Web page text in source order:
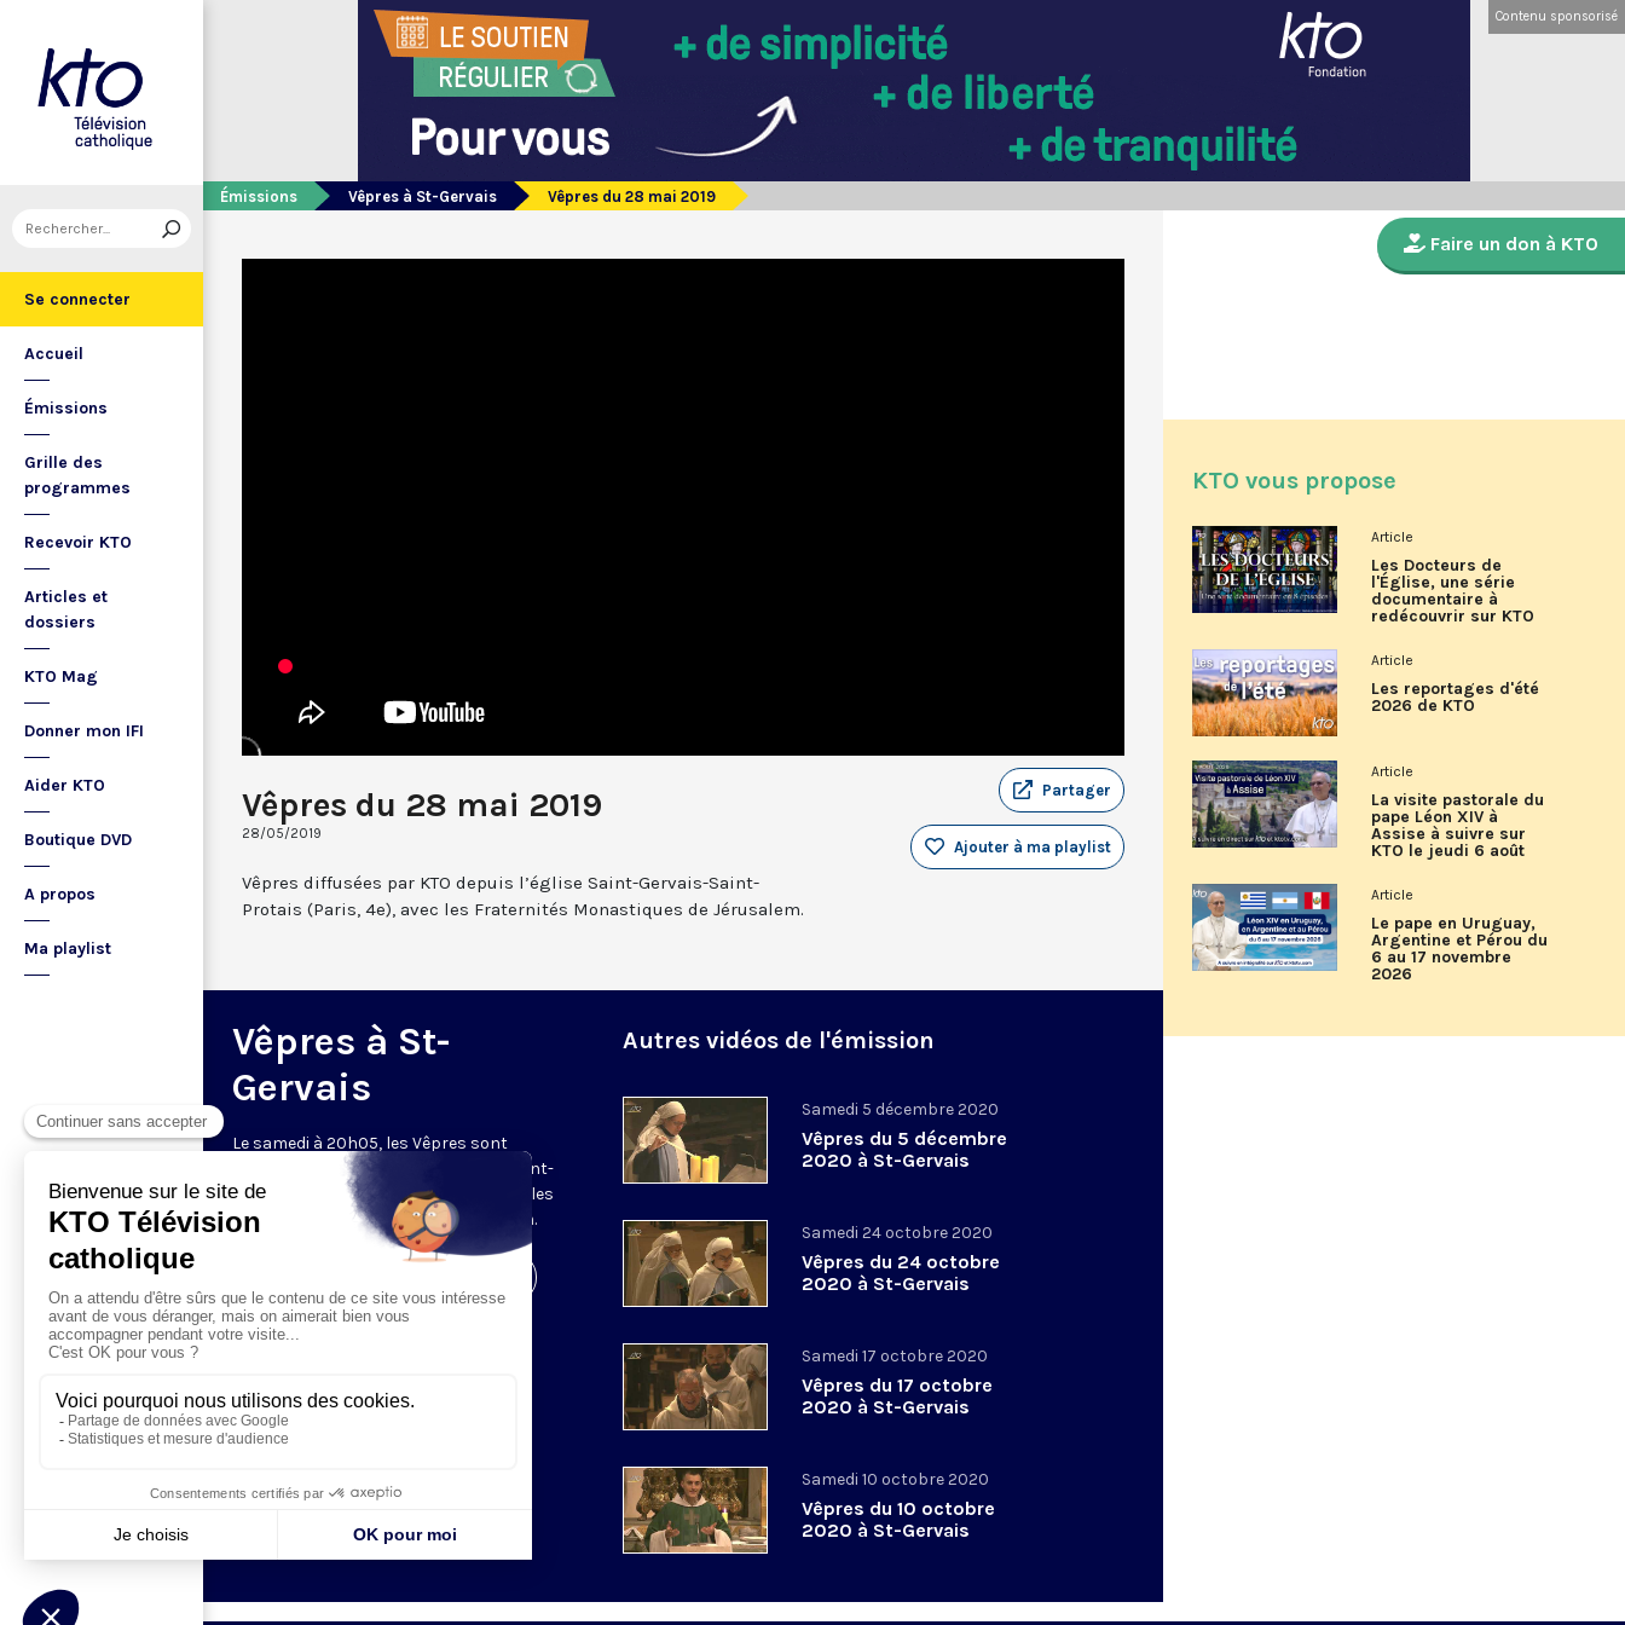
Se connecter
Accueil
Émissions
Grille des
programmes
Recevoir KTO
Articles et
dossiers
KTO Mag
Donner mon IFI
Aider KTO
Boutique DVD
A propos
Ma playlist
Contenu sponsorisé
Émissions Vêpres à St-Gervais Vêpres du 28 mai 2019
Vêpres du 28 mai 2019
28/05/2019
Partager
Ajouter à ma playlist
Vêpres diffusées par KTO depuis l’église Saint-Gervais-Saint-
Protais (Paris, 4e), avec les Fraternités Monastiques de Jérusalem.
Vêpres à St-
Gervais
Le samedi à 20h05, les Vêpres sont
rediffusées par KTO, depuis l’église Saint-
Gervais-Saint-Protais (Paris, 4e), avec les
Fraternités Monastiques de Jérusalem.
Autres vidéos de l'émission
Samedi 5 décembre 2020
Vêpres du 5 décembre
2020 à St-Gervais
Samedi 24 octobre 2020
Vêpres du 24 octobre
2020 à St-Gervais
Samedi 17 octobre 2020
Vêpres du 17 octobre
2020 à St-Gervais
Samedi 10 octobre 2020
Vêpres du 10 octobre
2020 à St-Gervais
Faire un don à KTO
KTO vous propose
Article
Les Docteurs de
l'Église, une série
documentaire à
redécouvrir sur KTO
Article
Les reportages d'été
2026 de KTO
Article
La visite pastorale du
pape Léon XIV à
Assise à suivre sur
KTO le jeudi 6 août
Article
Le pape en Uruguay,
Argentine et Pérou du
6 au 17 novembre
2026